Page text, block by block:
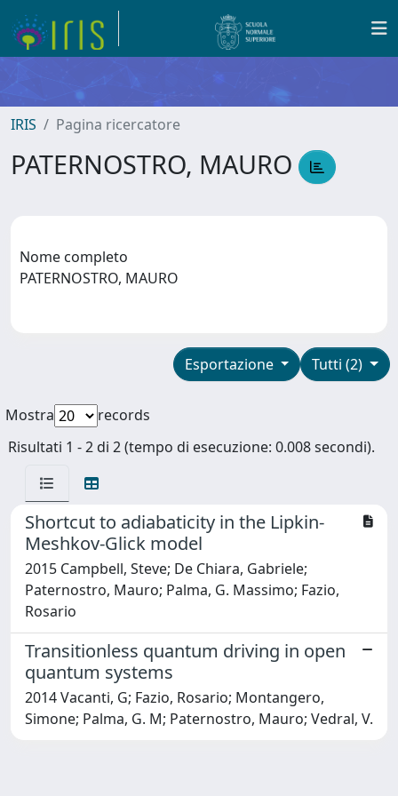
IRIS Pagina ricercatore
PATERNOSTRO, MAURO
Nome completo
PATERNOSTRO, MAURO
Tutti (2)
Esportazione
Mostra
records
Risultati 1 - 2 di 2 (tempo di esecuzione: 0.008 secondi).
Shortcut to adiabaticity in the Lipkin-
Meshkov-Glick model
2015 Campbell, Steve; De Chiara, Gabriele;
Paternostro, Mauro; Palma, G. Massimo; Fazio,
Rosario
Transitionless quantum driving in open
quantum systems
2014 Vacanti, G; Fazio, Rosario; Montangero,
Simone; Palma, G. M; Paternostro, Mauro; Vedral, V.